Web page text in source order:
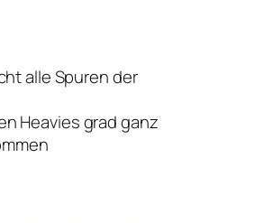
alle Spuren der
Heavies grad ganz